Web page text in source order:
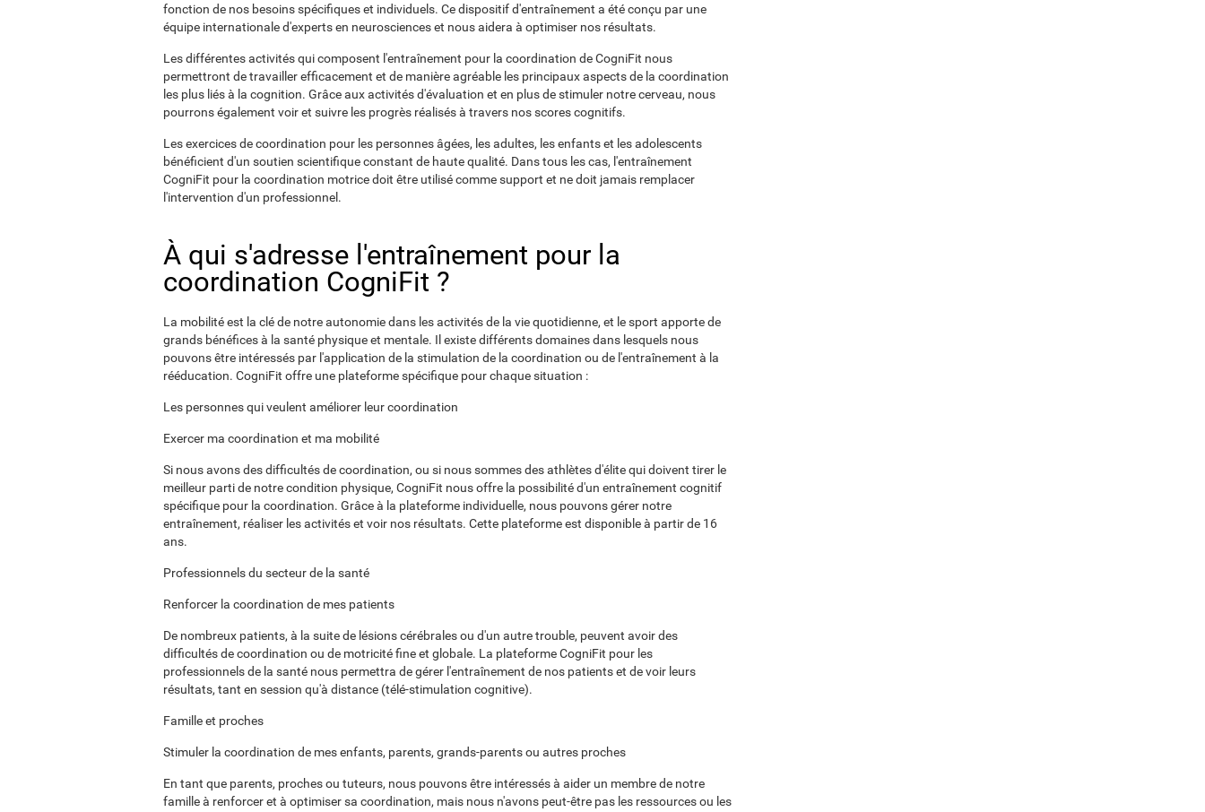
fonction de nos besoins spécifiques et individuels. Ce dispositif d'entraînement a été conçu par une
équipe internationale d'experts en neurosciences et nous aidera à optimiser nos résultats.
Les différentes activités qui composent l'entraînement pour la coordination de CogniFit nous
permettront de travailler efficacement et de manière agréable les principaux aspects de la coordination
les plus liés à la cognition. Grâce aux activités d'évaluation et en plus de stimuler notre cerveau, nous
pourrons également voir et suivre les progrès réalisés à travers nos scores cognitifs.
Les exercices de coordination pour les personnes âgées, les adultes, les enfants et les adolescents
bénéficient d'un soutien scientifique constant de haute qualité. Dans tous les cas, l'entraînement
CogniFit pour la coordination motrice doit être utilisé comme support et ne doit jamais remplacer
l'intervention d'un professionnel.
À qui s'adresse l'entraînement pour la
coordination CogniFit ?
La mobilité est la clé de notre autonomie dans les activités de la vie quotidienne, et le sport apporte de
grands bénéfices à la santé physique et mentale. Il existe différents domaines dans lesquels nous
pouvons être intéressés par l'application de la stimulation de la coordination ou de l'entraînement à la
rééducation. CogniFit offre une plateforme spécifique pour chaque situation :
Les personnes qui veulent améliorer leur coordination
Exercer ma coordination et ma mobilité
Si nous avons des difficultés de coordination, ou si nous sommes des athlètes d'élite qui doivent tirer le
meilleur parti de notre condition physique, CogniFit nous offre la possibilité d'un entraînement cognitif
spécifique pour la coordination. Grâce à la plateforme individuelle, nous pouvons gérer notre
entraînement, réaliser les activités et voir nos résultats. Cette plateforme est disponible à partir de 16
ans.
Professionnels du secteur de la santé
Renforcer la coordination de mes patients
De nombreux patients, à la suite de lésions cérébrales ou d'un autre trouble, peuvent avoir des
difficultés de coordination ou de motricité fine et globale. La plateforme CogniFit pour les
professionnels de la santé nous permettra de gérer l'entraînement de nos patients et de voir leurs
résultats, tant en session qu'à distance (télé-stimulation cognitive).
Famille et proches
Stimuler la coordination de mes enfants, parents, grands-parents ou autres proches
En tant que parents, proches ou tuteurs, nous pouvons être intéressés à aider un membre de notre
famille à renforcer et à optimiser sa coordination, mais nous n'avons peut-être pas les ressources ou les